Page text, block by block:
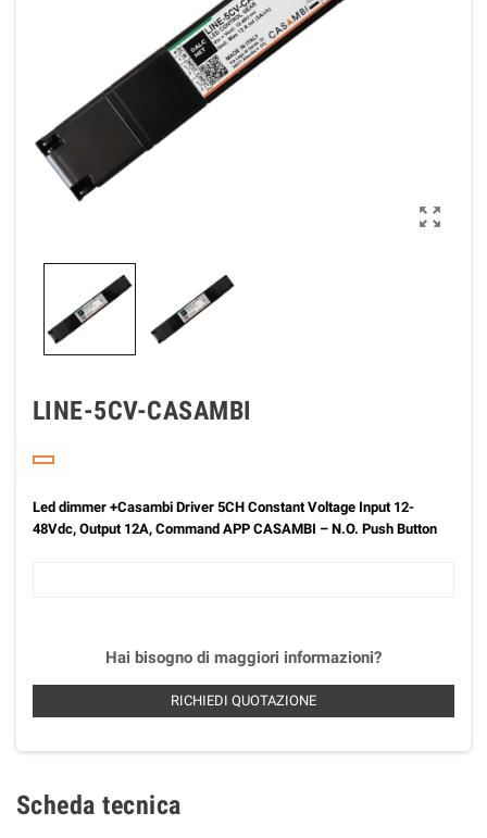

LINE-5CV-CASAMBI
Led dimmer +Casambi Driver 5CH Constant Voltage Input 12-
48Vdc, Output 12A, Command APP CASAMBI – N.O. Push Button
Hai bisogno di maggiori informazioni?
RICHIEDI QUOTAZIONE
Scheda tecnica